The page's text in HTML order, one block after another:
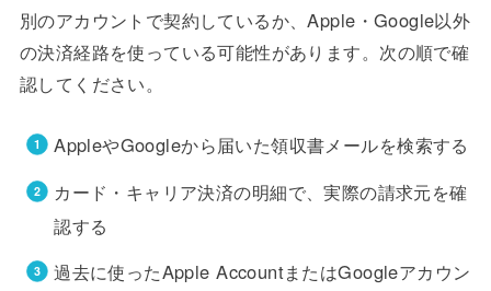
別のアカウントで契約しているか、Apple・Google以外
の決済経路を使っている可能性があります。次の順で確
認してください。
AppleやGoogleから届いた領収書メールを検索する
カード・キャリア決済の明細で、実際の請求元を確
認する
過去に使ったApple AccountまたはGoogleアカウン